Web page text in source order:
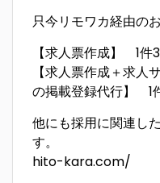
只今リモワカ経由の
【求人票作成】 1
【求人票作成＋求人
の掲載登録代行】 1
他にも採用に関連し
す。
hito-kara.com/